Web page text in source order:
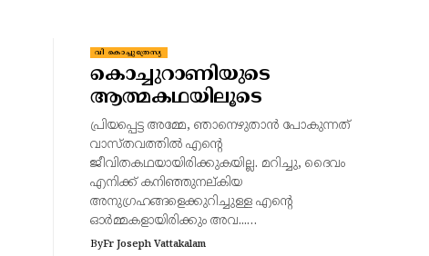
വി കൊച്ചുത്രേസ്യ
കൊച്ചുറാണിയുടെ
ആത്മകഥയിലൂടെ
പ്രിയപ്പെട്ട അമ്മേ, ഞാനെഴുതാൻ പോകുന്നത്
വാസ്തവത്തിൽ എന്റെ
ജീവിതകഥയായിരിക്കുകയില്ല. മറിച്ചു, ദൈവം
എനിക്ക് കനിഞ്ഞുനല്കിയ
അനുഗ്രഹങ്ങളെക്കുറിച്ചുള്ള എന്റെ
ഓർമ്മകളായിരിക്കും അവ...…
ByFr Joseph Vattakalam